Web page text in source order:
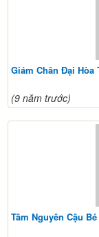
Giám Chân Đại Hòa
(9 năm trước)
Tâm Nguyên Cậu